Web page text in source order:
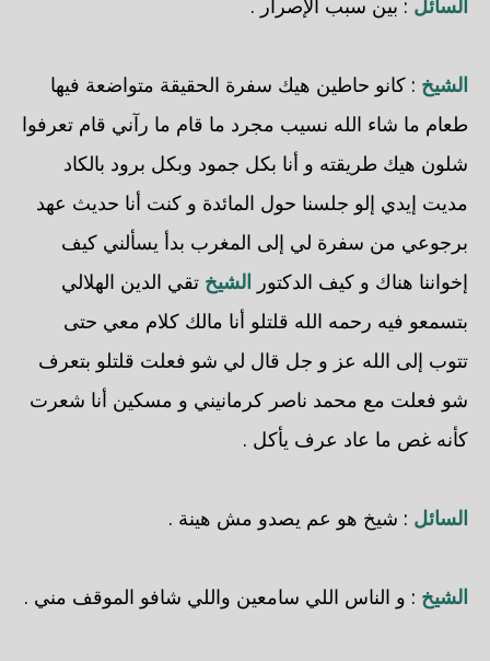
السائل : بين سبب الإصرار .
الشيخ : كانو حاطين هيك سفرة الحقيقة متواضعة فيها
طعام ما شاء الله نسيب مجرد ما قام ما رآني قام تعرفوا
شلون هيك طريقته و أنا بكل جمود وبكل برود بالكاد
مديت إيدي إلو جلسنا حول المائدة و كنت أنا حديث عهد
برجوعي من سفرة لي إلى المغرب بدأ يسألني كيف
إخواننا هناك و كيف الدكتور الشيخ تقي الدين الهلالي
بتسمعو فيه رحمه الله قلتلو أنا مالك كلام معي حتى
تتوب إلى الله عز و جل قال لي شو فعلت قلتلو بتعرف
شو فعلت مع محمد ناصر كرمانيني و مسكين أنا شعرت
كأنه غص ما عاد عرف يأكل .
السائل : شيخ هو عم يصدو مش هينة .
الشيخ : و الناس اللي سامعين واللي شافو الموقف مني .